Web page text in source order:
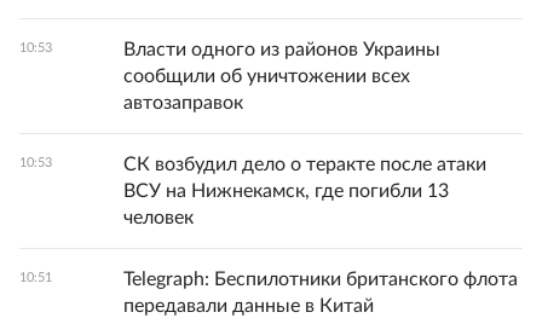
10:53
Власти одного из районов Украины
сообщили об уничтожении всех
автозаправок
10:53
СК возбудил дело о теракте после атаки
ВСУ на Нижнекамск, где погибли 13
человек
10:51
Telegraph: Беспилотники британского флота
передавали данные в Китай